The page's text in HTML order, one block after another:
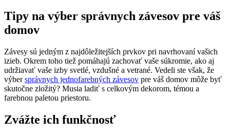
Tipy na výber správnych závesov pre váš
domov
Závesy sú jedným z najdôležitejších prvkov pri navrhovaní vašich
izieb. Okrem toho tiež pomáhajú zachovať vaše súkromie, ako aj
udržiavať vaše izby svetlé, vzdušné a vetrané. Vedeli ste však, že
výbersprávnych jednofarebných závesov pre váš domov môže byť
skutočne zložitý? Musia ladiť s celkovým dekorom, témou a
farebnou paletou priestoru.
Zvážte ich funkčnosť